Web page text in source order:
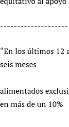
--------------------
“En los últimos 12
seis meses
alimentados
en más de un 10%